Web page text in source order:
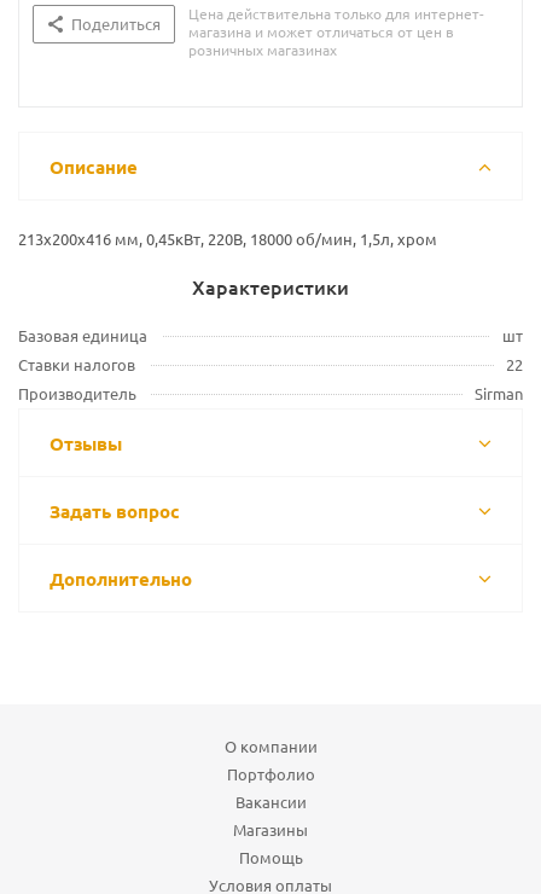
Поделиться
Цена действительна только для интернет-
магазина и может отличаться от цен в
розничных магазинах
Описание
213х200х416 мм, 0,45кВт, 220В, 18000 об/мин, 1,5л, хром
Характеристики
Базовая единица
шт
Ставки налогов
22
Производитель
Sirman
Отзывы
Задать вопрос
Дополнительно
О компании
Портфолио
Вакансии
Магазины
Помощь
Условия оплаты